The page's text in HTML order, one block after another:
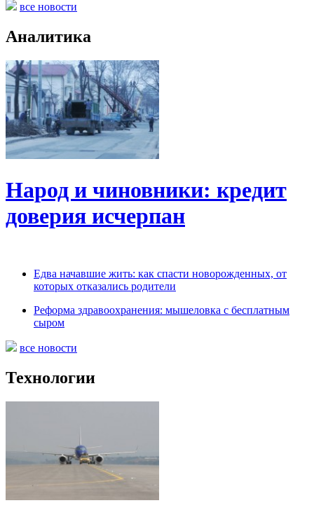
все новости
Аналитика
Народ и чиновники: кредит
доверия исчерпан
Едва начавшие жить: как спасти новорожденных, от
которых отказались родители
Реформа здравоохранения: мышеловка с бесплатным
сыром
все новости
Технологии